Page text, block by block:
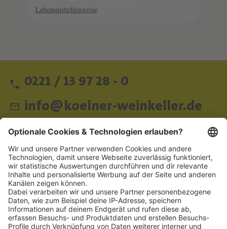
Lebensmittelhinweise
0221 / 13 97 28 - 0
info@koelner-weinkeller.de
Schnellzugriff
ZAHLUNGSMETHODEN
SOCIAL